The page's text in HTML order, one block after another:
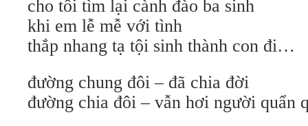
cho tôi tìm lại cành đào ba sinh
khi em lễ mễ với tình
thắp nhang tạ tội sinh thành con đi…
đường chung đôi – đã chia đời
đường chia đôi – vẫn hơi người quẩn